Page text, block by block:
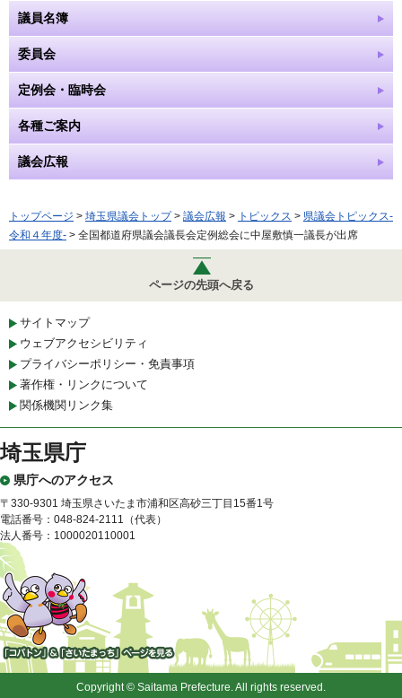
議員名簿
委員会
定例会・臨時会
各種ご案内
議会広報
トップページ > 埼玉県議会トップ> 議会広報 > トピックス > 県議会トピックス-
令和４年度- > 全国都道府県議会議長会定例総会に中屋敷慎一議長が出席
ページの先頭へ戻る
サイトマップ
ウェブアクセシビリティ
プライバシーポリシー・免責事項
著作権・リンクについて
関係機関リンク集
埼玉県庁
県庁へのアクセス
〒330-9301 埼玉県さいたま市浦和区高砂三丁目15番1号
電話番号：048-824-2111（代表）
法人番号：1000020110001
「コバトン」&「さいたまっ
Copyright © Saitama Prefecture. All rights reserved.